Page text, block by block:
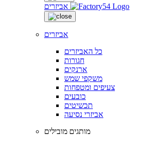
אביזרים
אביזרים
כל האביזרים
חגורות
ארנקים
משקפי שמש
צעיפים ומטפחות
כובעים
תכשיטים
אביזרי נסיעה
מותגים מובילים